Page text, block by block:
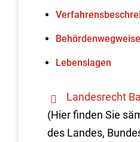
Lebenslagen
Landesrecht
(Hier finden Sie
des Landes,